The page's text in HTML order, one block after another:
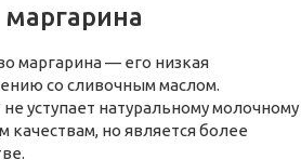
маргарина — его низкая
со сливочным маслом.
уступает натуральному молочному
качествам, но является более